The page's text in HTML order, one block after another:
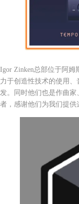
Igor Zinken总部位于阿姆
力于创造性技术的使用
发。同时他们也是作曲
者，感谢他们为我们提供